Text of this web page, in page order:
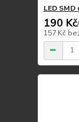
LED SMD
190 Kč/
157 Kč